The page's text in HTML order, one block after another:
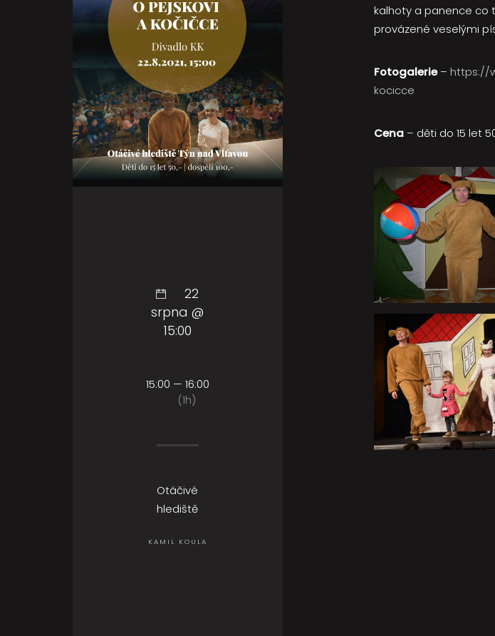
kalhoty a panence co
provázené veselými
Fotogalerie– https://
kocicce
Cena – děti do 15 let
22
srpna @
15:00
15:00 — 16:00
(1h)
Otáčivé
hlediště
KAMIL KOULA